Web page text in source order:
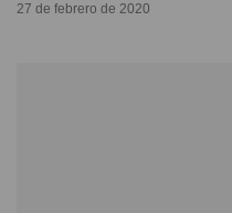
27 de febrero de 2020